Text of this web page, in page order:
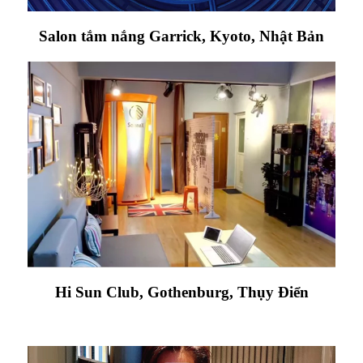
Salon tắm nắng Garrick, Kyoto, Nhật Bản
Hi Sun Club, Gothenburg, Thụy Điển